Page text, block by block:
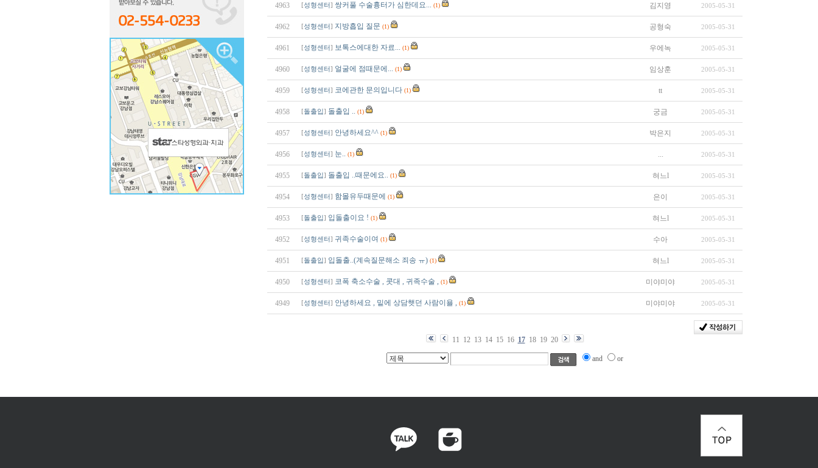
4963 [성형센터] 쌍커풀 수술흉터가 심한데요... (1) 김지영 2005-05-31
4962 [성형센터] 지방흡입 질문 (1) 공형숙 2005-05-31
4961 [성형센터] 보톡스에대한 자료... (1) 우에녹 2005-05-31
4960 [성형센터] 얼굴에 점때문에... (1) 임상훈 2005-05-31
4959 [성형센터] 코에관한 문의입니다 (1) tt 2005-05-31
4958 [돌출입] 돌출입 .. (1) 궁금 2005-05-31
4957 [성형센터] 안녕하세요^^ (1) 박은지 2005-05-31
4956 [성형센터] 눈.. (1) ... 2005-05-31
4955 [돌출입] 돌출입 ..때문에요.. (1) 혀느l 2005-05-31
4954 [성형센터] 함몰유두때문에 (1) 은이 2005-05-31
4953 [돌출입] 입돌출이요 ! (1) 혀느l 2005-05-31
4952 [성형센터] 귀족수술이여 (1) 수아 2005-05-31
4951 [돌출입] 입돌출..(계속질문해소 죄송 ㅠ) (1) 혀느l 2005-05-31
4950 [성형센터] 코폭 축소수술 , 콧대 , 귀족수술 , (1) 미야미야 2005-05-31
4949 [성형센터] 안녕하세요 , 밑에 상담햇던 사람이욜 , (1) 미야미야 2005-05-31
11 12 13 14 15 16 17 18 19 20
and or